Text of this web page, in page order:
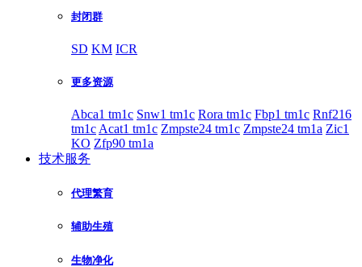
封闭群
SD KM ICR
更多资源
Abca1 tm1c Snw1 tm1c Rora tm1c Fbp1 tm1c Rnf216
tm1c Acat1 tm1c Zmpste24 tm1c Zmpste24 tm1a Zic1
KO Zfp90 tm1a
技术服务
代理繁育
辅助生殖
生物净化